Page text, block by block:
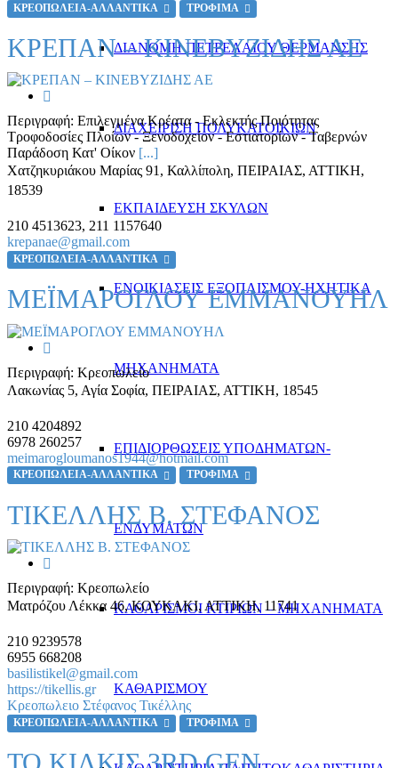
ΔΙΑΝΟΜΗ ΠΕΤΡΕΛΑΙΟΥ ΘΕΡΜΑΝΣΗΣ
ΔΙΑΧΕΙΡΙΣΗ ΠΟΛΥΚΑΤΟΙΚΙΩΝ
ΕΚΠΑΙΔΕΥΣΗ ΣΚΥΛΩΝ
ΕΝΟΙΚΙΑΣΕΙΣ ΕΞΟΠΛΙΣΜΟΥ-ΗΧΗΤΙΚΑ
ΜΗΧΑΝΗΜΑΤΑ
ΕΠΙΔΙΟΡΘΩΣΕΙΣ ΥΠΟΔΗΜΑΤΩΝ-
ΕΝΔΥΜΑΤΩΝ
ΚΑΘΑΡΙΣΜΟΙ ΚΤΙΡΙΩΝ – ΜΗΧΑΝΗΜΑΤΑ
ΚΑΘΑΡΙΣΜΟΥ
ΚΡΕΟΠΩΛΕΙΑ-ΑΛΛΑΝΤΙΚΑ ΤΡΟΦΙΜΑ
ΚΡΕΠΑΝ – ΚΙΝΕΒΥΖΙΔΗΣ ΑΕ
Περιγραφή: Επιλεγμένα Κρέατα - Εκλεκτής Ποιότητας
Τροφοδοσίες Πλοίων - Ξενοδοχείον - Εστιατορίων - Ταβερνών
Παράδοση Κατ' Οίκον [...]
Χατζηκυριάκου Μαρίας 91, Καλλίπολη, ΠΕΙΡΑΙΑΣ, ΑΤΤΙΚΗ,
18539
210 4513623, 211 1157640
krepanae@gmail.com
ΚΡΕΟΠΩΛΕΙΑ-ΑΛΛΑΝΤΙΚΑ
ΜΕΪΜΑΡΟΓΛΟΥ ΕΜΜΑΝΟΥΗΛ
Περιγραφή: Κρεοπωλείο
Λακωνίας 5, Αγία Σοφία, ΠΕΙΡΑΙΑΣ, ΑΤΤΙΚΗ, 18545
210 4204892
6978 260257
meimarogloumanos1944@hotmail.com
ΚΡΕΟΠΩΛΕΙΑ-ΑΛΛΑΝΤΙΚΑ ΤΡΟΦΙΜΑ
ΤΙΚΕΛΛΗΣ Β. ΣΤΕΦΑΝΟΣ
Περιγραφή: Κρεοπωλείο
Ματρόζου Λέκκα 46,ΚΟΥΚΑΚΙ, ΑΤΤΙΚΗ,11741
210 9239578
6955 668208
basilistikel@gmail.com
https://tikellis.gr
Κρεοπωλειο Στέφανος Τικέλλης
ΚΡΕΟΠΩΛΕΙΑ-ΑΛΛΑΝΤΙΚΑ ΤΡΟΦΙΜΑ